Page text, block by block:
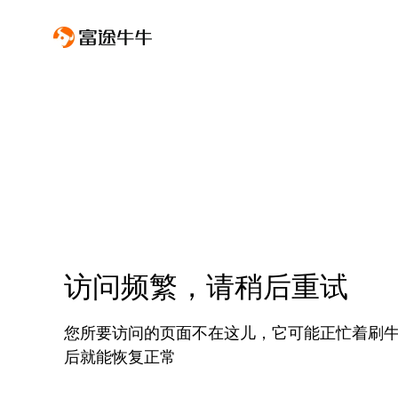
访问频繁，请稍后重试
您所要访问的页面不在这儿，它可能正忙着刷
后就能恢复正常